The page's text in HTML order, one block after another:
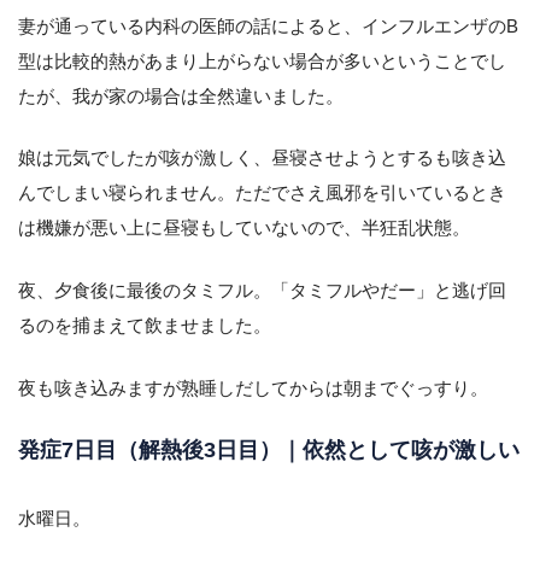
妻が通っている内科の医師の話によると、インフルエンザのB
型は比較的熱があまり上がらない場合が多いということでし
たが、我が家の場合は全然違いました。
娘は元気でしたが咳が激しく、昼寝させようとするも咳き込
んでしまい寝られません。ただでさえ風邪を引いているとき
は機嫌が悪い上に昼寝もしていないので、半狂乱状態。
夜、夕食後に最後のタミフル。「タミフルやだー」と逃げ回
るのを捕まえて飲ませました。
夜も咳き込みますが熟睡しだしてからは朝までぐっすり。
発症7日目（解熱後3日目）｜依然として咳が激しい
水曜日。